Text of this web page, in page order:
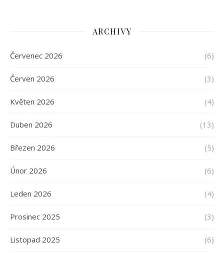
ARCHIVY
Červenec 2026 (6)
Červen 2026 (3)
Květen 2026 (4)
Duben 2026 (13)
Březen 2026 (5)
Únor 2026 (6)
Leden 2026 (4)
Prosinec 2025 (3)
Listopad 2025 (6)